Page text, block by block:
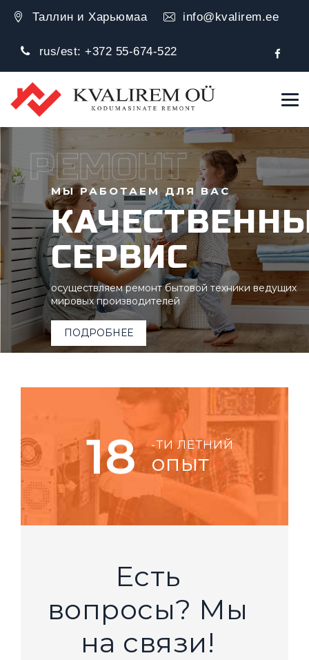
Таллин и Харьюмаа info@kvalirem.ee
rus/est:+372 55-674-522
осуществляем ремонт бытовой техники ведущих
мировых производителей
МЫ РАБОТАЕМ ДЛЯ ВАС
СЕРВИС
РЕМОНТ
ПОДРОБНЕЕ
18 -ТИ ЛЕТНИЙ
опыт
Есть
вопросы? Мы
на связи!